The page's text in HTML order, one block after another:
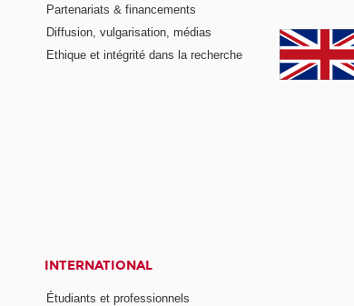
Partenariats & financements
Diffusion, vulgarisation, médias
Ethique et intégrité dans la recherche
INTERNATIONAL
Étudiants et professionnels